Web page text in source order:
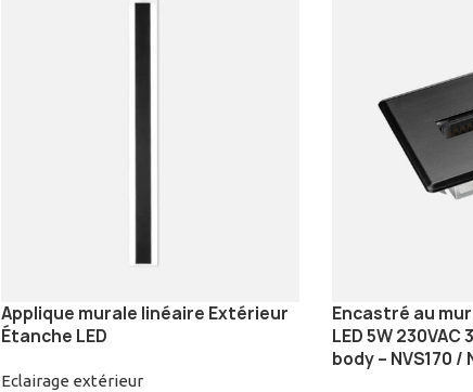
Applique murale linéaire Extérieur
Étanche LED
Eclairage extérieur
Encastré au
LED 5W
body – NVS170 /